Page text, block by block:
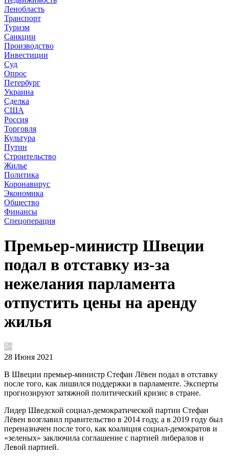
Ленобласть
Транспорт
Туризм
Санкции
Производство
Инвестиции
Суд
Опрос
Петербург
Украина
Сделка
США
Россия
Торговля
Культура
Путин
Строительство
Жилье
Политика
Коронавирус
Экономика
Общество
Финансы
Спецоперация
Премьер-министр Швеции
подал в отставку из-за
нежелания парламента
отпустить цены на аренду
жилья
28 Июня 2021
В Швеции премьер-министр Стефан Лёвен подал в отставку
после того, как лишился поддержки в парламенте. Эксперты
прогнозируют затяжной политический кризис в стране.
Лидер Шведской социал-демократической партии Стефан
Лёвен возглавил правительство в 2014 году, а в 2019 году был
переназначен после того, как коалиция социал-демократов и
«зеленых» заключила соглашение с партией либералов и
Левой партией.